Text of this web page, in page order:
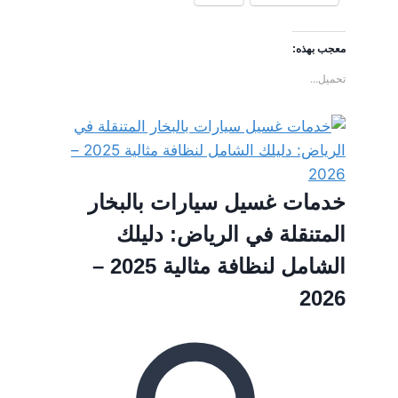
معجب بهذه:
تحميل...
خدمات غسيل سيارات بالبخار
المتنقلة في الرياض: دليلك
الشامل لنظافة مثالية 2025 –
2026